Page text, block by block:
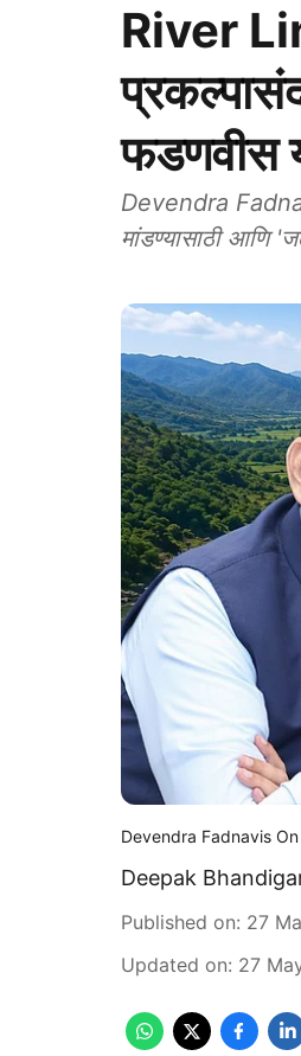
River
फडणवीस
Devendra
मांडण्यासाठी आणि
Devendra Fadnavis
Deepak
Published on: 27
Updated on: 27